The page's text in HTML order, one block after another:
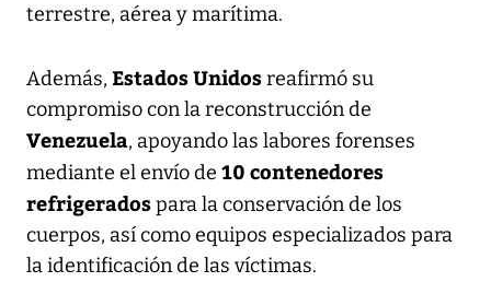
terrestre, aérea y marítima.
Además, Estados Unidosreafirmó su
compromiso con la reconstrucción de
Venezuela, apoyando las labores forenses
mediante el envío de 10 contenedores
refrigeradospara la conservación de los
cuerpos, así como equipos especializados para
la identificación de las víctimas.